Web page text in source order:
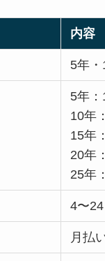
内容
5年
5年
10年
15年
20年
25年
4〜
月払